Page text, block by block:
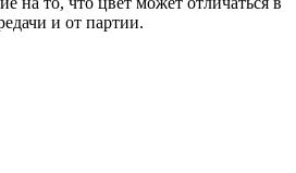
и от партии.